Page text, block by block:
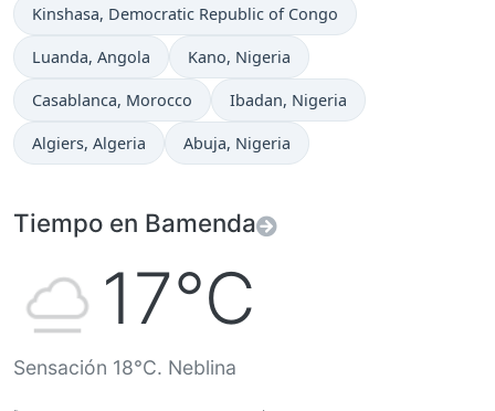
Hora actual en
Kinshasa, Democratic Republic of Congo
Hora actual en
Luanda, Angola Hora actual en
Kano, Nigeria
Hora actual en
Casablanca, Morocco Hora actual en
Ibadan, Nigeria
Hora actual en
Algiers, Algeria Hora actual en
Abuja, Nigeria
Tiempo en Bamenda
17°C
Sensación 18°C. Neblina